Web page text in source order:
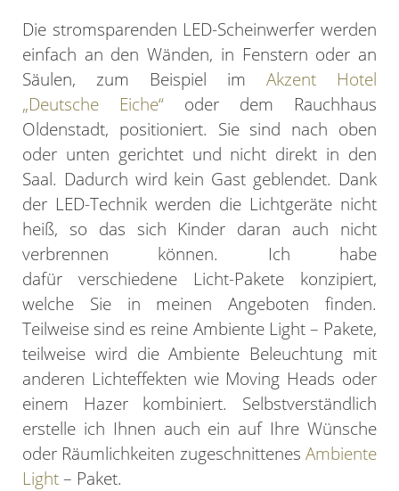
Die stromsparenden LED-Scheinwerfer werden
einfach an den Wänden, in Fenstern oder an
Säulen, zum Beispiel im Akzent Hotel
„Deutsche Eiche“ oder dem Rauchhaus
Oldenstadt, positioniert. Sie sind nach oben
oder unten gerichtet und nicht direkt in den
Saal. Dadurch wird kein Gast geblendet. Dank
der LED-Technik werden die Lichtgeräte nicht
heiß, so das sich Kinder daran auch nicht
verbrennen können. Ich habe
dafür verschiedene Licht-Pakete konzipiert,
welche Sie in meinen Angeboten finden.
Teilweise sind es reine Ambiente Light – Pakete,
teilweise wird die Ambiente Beleuchtung mit
anderen Lichteffekten wie Moving Heads oder
einem Hazer kombiniert. Selbstverständlich
erstelle ich Ihnen auch ein auf Ihre Wünsche
oder Räumlichkeiten zugeschnittenes Ambiente
Light– Paket.